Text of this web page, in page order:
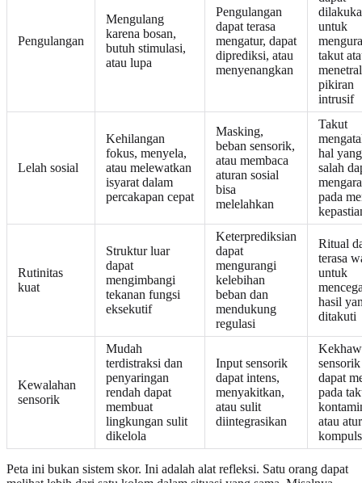
Pengulangan
Mengulang
karena bosan,
butuh stimulasi,
atau lupa
Pengulangan
dapat terasa
mengatur, dapat
diprediksi, atau
menyenangkan
untuk
takut
pikiran
intrusif
Lelah sosial
Kehilangan
fokus, menyela,
atau melewatkan
isyarat dalam
percakapan cepat
Masking,
beban sensorik,
atau membaca
aturan sosial
bisa
melelahkan
Takut
hal yang
salah
pada
Rutinitas
kuat
Struktur luar
dapat
mengimbangi
tekanan fungsi
eksekutif
Keterprediksian
dapat
mengurangi
kelebihan
beban dan
mendukung
regulasi
Ritual
terasa
untuk
hasil
ditakuti
Kewalahan
sensorik
Mudah
terdistraksi dan
penyaringan
rendah dapat
membuat
lingkungan sulit
dikelola
Input sensorik
dapat intens,
menyakitkan,
atau sulit
diintegrasikan
sensorik
dapat
pada
atau
Peta ini bukan sistem skor. Ini adalah alat refleksi. Satu orang dapat